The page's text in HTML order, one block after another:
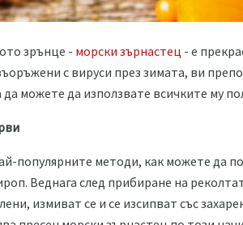
зрънце - морски зърнастец - е
с вируси през зимата, ви
да можете да използвате всичките му
популярните методи, как можете да
Веднага след прибиране на
измиват се и се изсипват със